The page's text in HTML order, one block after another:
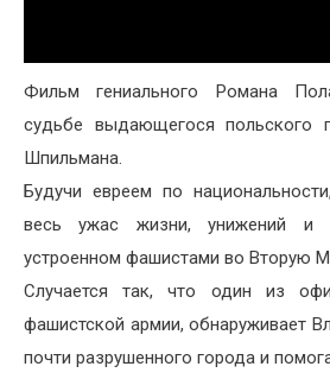
Фильм гениального Романа
судьбе выдающегося польского
Шпильмана.
Будучи евреем по
весь ужас жизни, унижений и
устроенном фашистами во Вторую
Случается так, что один из
фашистской армии, обнаруживает
почти разрушенного города и